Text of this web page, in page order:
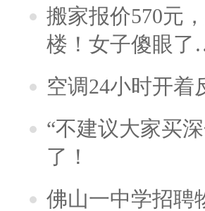
搬家报价570元
楼！女子傻眼
空调24小时开着
“不建议大家买
了！
佛山一中学招聘